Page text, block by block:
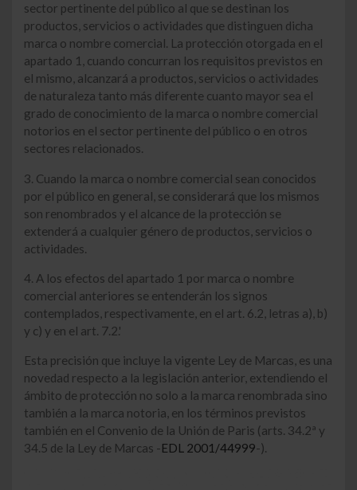
sector pertinente del público al que se destinan los
productos, servicios o actividades que distinguen dicha
marca o nombre comercial. La protección otorgada en el
apartado 1, cuando concurran los requisitos previstos en
el mismo, alcanzará a productos, servicios o actividades
de naturaleza tanto más diferente cuanto mayor sea el
grado de conocimiento de la marca o nombre comercial
notorios en el sector pertinente del público o en otros
sectores relacionados.
3. Cuando la marca o nombre comercial sean conocidos
por el público en general, se considerará que los mismos
son renombrados y el alcance de la protección se
extenderá a cualquier género de productos, servicios o
actividades.
4. A los efectos del apartado 1 por marca o nombre
comercial anteriores se entenderán los signos
contemplados, respectivamente, en el art. 6.2, letras a), b)
y c) y en el art. 7.2.'
Esta precisión que incluye la vigente Ley de Marcas, es una
novedad respecto a la legislación anterior, extendiendo el
ámbito de protección no solo a la marca renombrada sino
también a la marca notoria, en los términos previstos
también en el Convenio de la Unión de Paris (arts. 34.2ª y
34.5 de la Ley de Marcas -EDL 2001/44999-).